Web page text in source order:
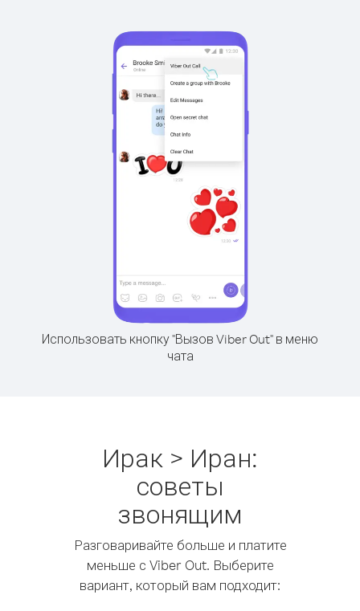
Использовать кнопку "Вызов Viber Out" в меню
чата
Ирак > Иран:
советы
звонящим
Разговаривайте больше и платите
меньше с Viber Out. Выберите
вариант, который вам подходит: